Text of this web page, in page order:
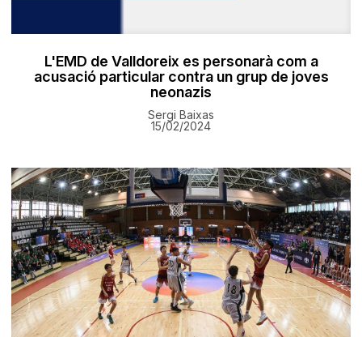
L'EMD de Valldoreix es personarà com a
acusació particular contra un grup de joves
neonazis
Sergi Baixas
15/02/2024